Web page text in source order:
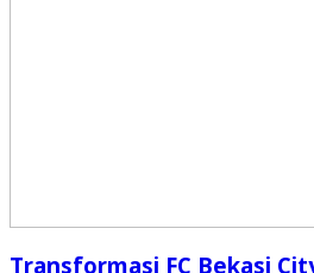
Transformasi FC Bekasi